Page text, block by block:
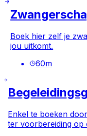
Boek hier zelf je
jou uitkomt.
60m
Enkel te boeken
ter voorbereiding op